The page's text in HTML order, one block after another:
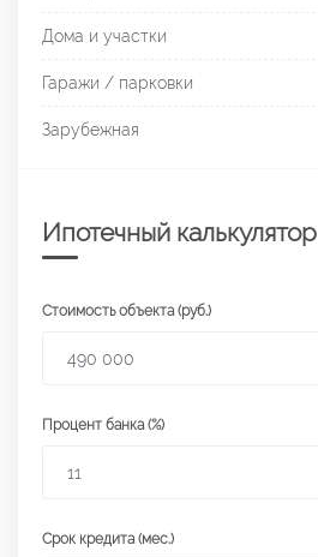
Дома и участки
Гаражи / парковки
Зарубежная
Ипотечный калькулятор
Стоимость объекта (руб.)
Процент банка (%)
Срок кредита (мес.)